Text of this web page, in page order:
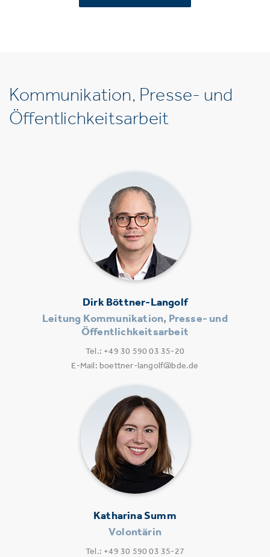
Kommunikation, Presse- und
Öffentlichkeitsarbeit
Dirk Böttner-Langolf
Leitung Kommunikation, Presse- und
Öffentlichkeitsarbeit
Tel.: +49 30 590 03 35-20
E-Mail: boettner-langolf@bde.de
Katharina Summ
Volontärin
Tel.: +49 30 590 03 35-27